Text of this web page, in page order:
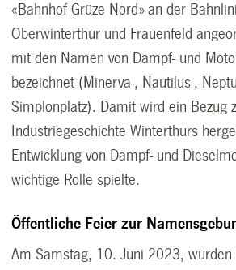
«Bahnhof Grüze Nord» an der
Oberwinterthur und Frauenfeld
mit den Namen von Dampf- und
bezeichnet (Minerva-, Nautilus-,
Simplonplatz). Damit wird ein Bezug
Industriegeschichte Winterthurs
Entwicklung von Dampf- und
wichtige Rolle spielte.
Öffentliche Feier zur
Am Samstag, 10. Juni 2023, wurden